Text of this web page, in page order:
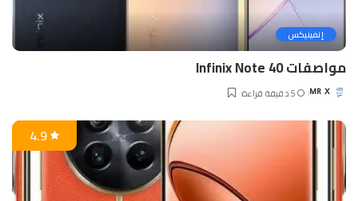
إنفينيكس
مواصفات Infinix Note 40
Posted
MR X 5 دقيقة قراءة
4.9